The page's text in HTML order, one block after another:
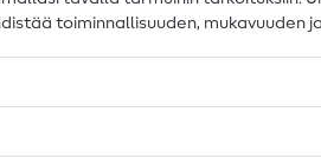
toiminnallisuuden, mukavuuden